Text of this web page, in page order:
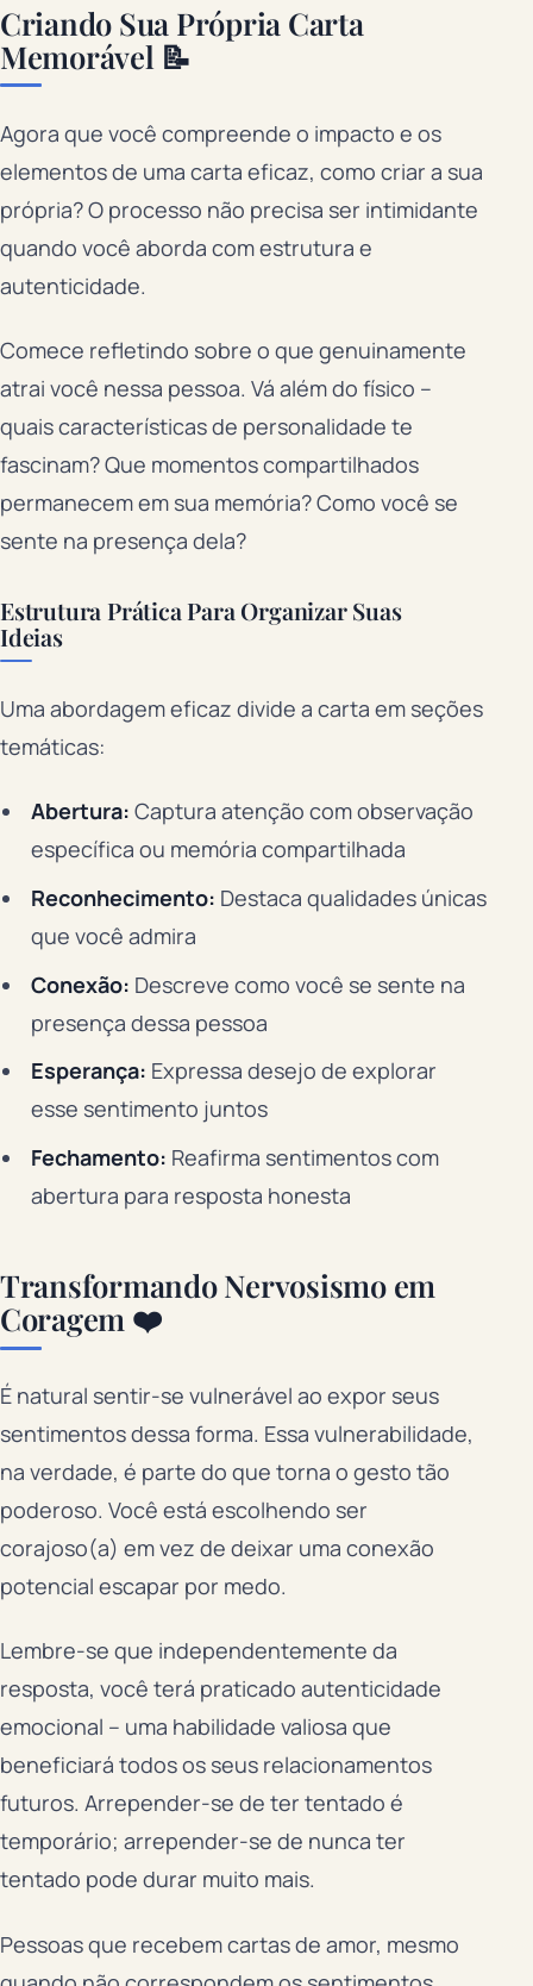
Criando Sua Própria Carta
Memorável 📝
Agora que você compreende o impacto e os
elementos de uma carta eficaz, como criar a sua
própria? O processo não precisa ser intimidante
quando você aborda com estrutura e
autenticidade.
Comece refletindo sobre o que genuinamente
atrai você nessa pessoa. Vá além do físico –
quais características de personalidade te
fascinam? Que momentos compartilhados
permanecem em sua memória? Como você se
sente na presença dela?
Estrutura Prática Para Organizar Suas
Ideias
Uma abordagem eficaz divide a carta em seções
temáticas:
Abertura: Captura atenção com observação
específica ou memória compartilhada
Reconhecimento: Destaca qualidades únicas
que você admira
Conexão: Descreve como você se sente na
presença dessa pessoa
Esperança: Expressa desejo de explorar
esse sentimento juntos
Fechamento: Reafirma sentimentos com
abertura para resposta honesta
Transformando Nervosismo em
Coragem ❤️
É natural sentir-se vulnerável ao expor seus
sentimentos dessa forma. Essa vulnerabilidade,
na verdade, é parte do que torna o gesto tão
poderoso. Você está escolhendo ser
corajoso(a) em vez de deixar uma conexão
potencial escapar por medo.
Lembre-se que independentemente da
resposta, você terá praticado autenticidade
emocional – uma habilidade valiosa que
beneficiará todos os seus relacionamentos
futuros. Arrepender-se de ter tentado é
temporário; arrepender-se de nunca ter
tentado pode durar muito mais.
Pessoas que recebem cartas de amor, mesmo